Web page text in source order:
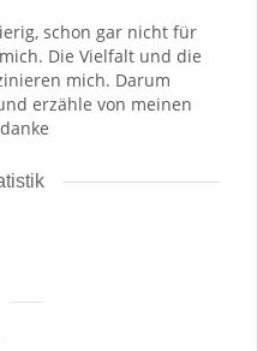
schon gar nicht für
Die Vielfalt und die
mich. Darum
erzähle von meinen